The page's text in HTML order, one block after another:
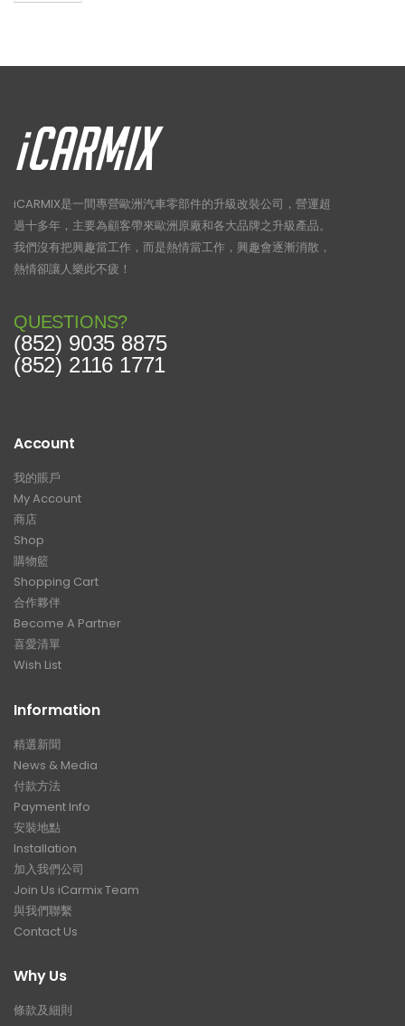
iCARMIX是一間專營歐洲汽車零部件的升級改裝公司，營運超
過十多年，主要為顧客帶來歐洲原廠和各大品牌之升級產品。
我們沒有把興趣當工作，而是熱情當工作，興趣會逐漸消散，
熱情卻讓人樂此不疲！
QUESTIONS?
(852) 9035 8875
(852) 2116 1771
Account
我的賬戶
My Account
商店
Shop
購物籃
Shopping Cart
合作夥伴
Become A Partner
喜愛清單
Wish List
Information
精選新聞
News & Media
付款方法
Payment Info
安裝地點
Installation
加入我們公司
Join Us iCarmix Team
與我們聯繫
Contact Us
Why Us
條款及細則